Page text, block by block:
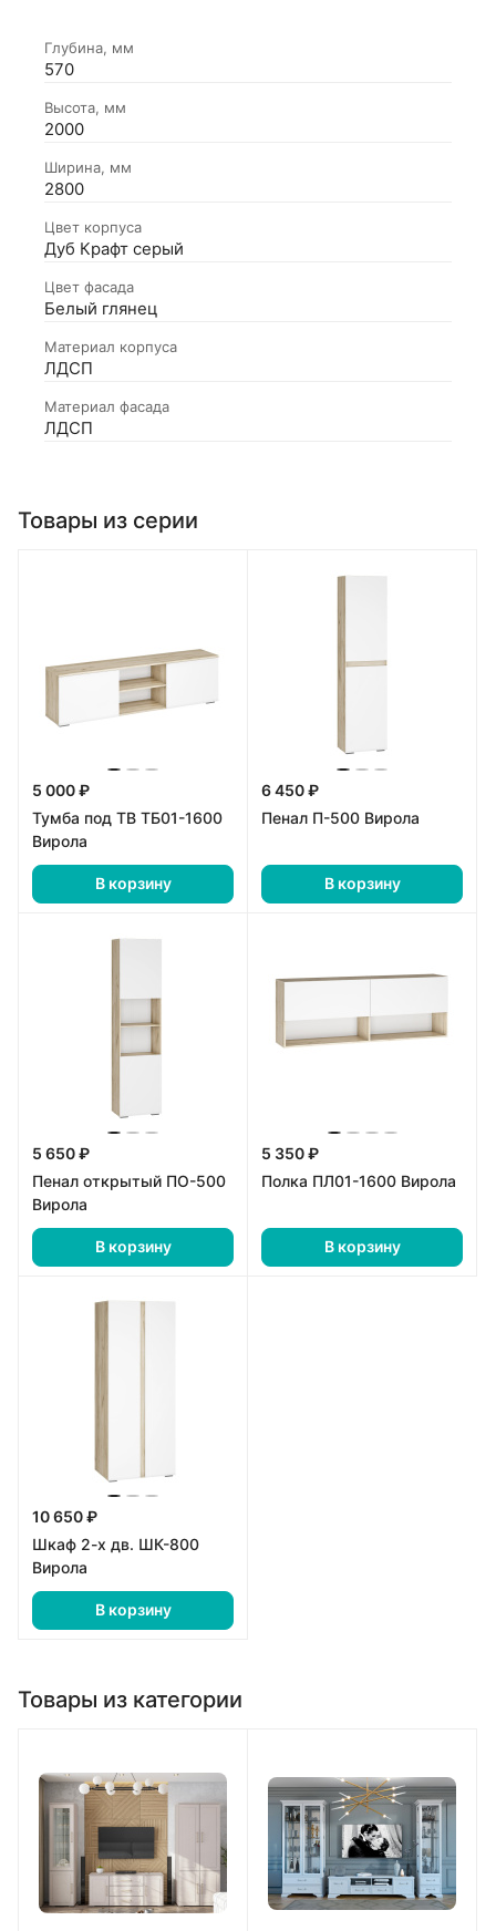
Глубина, мм
570
Высота, мм
2000
Ширина, мм
2800
Цвет корпуса
Дуб Крафт серый
Цвет фасада
Белый глянец
Материал корпуса
ЛДСП
Материал фасада
ЛДСП
Товары из серии
5 000 ₽
Тумба под ТВ ТБ01-1600
Вирола
В корзину
6 450 ₽
Пенал П-500 Вирола
В корзину
5 650 ₽
Пенал открытый ПО-500
Вирола
В корзину
5 350 ₽
Полка ПЛ01-1600 Вирола
В корзину
10 650 ₽
Шкаф 2-х дв. ШК-800
Вирола
В корзину
Товары из категории